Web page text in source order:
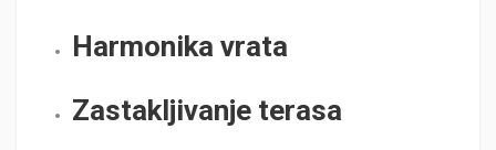
Harmonika vrata
Zastakljivanje terasa